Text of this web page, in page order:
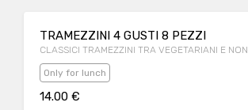
TRAMEZZINI 4 GUSTI 8 PEZZI
CLASSICI TRAMEZZINI TRA VEGETARIANI E NON
Only for lunch
14.00 €